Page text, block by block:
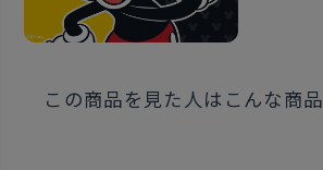
日本
注意点
この商品を見た人はこんな商